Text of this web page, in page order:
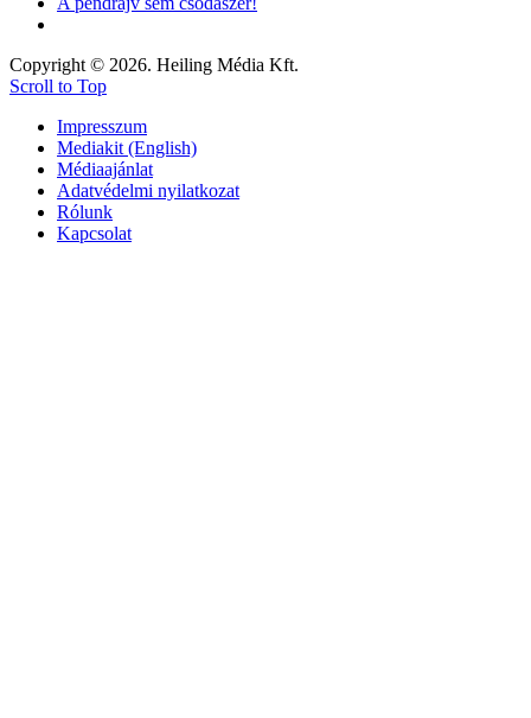
Copyright © 2026. Heiling Média Kft.
Scroll to Top
Impresszum
Mediakit (English)
Médiaajánlat
Adatvédelmi nyilatkozat
Rólunk
Kapcsolat